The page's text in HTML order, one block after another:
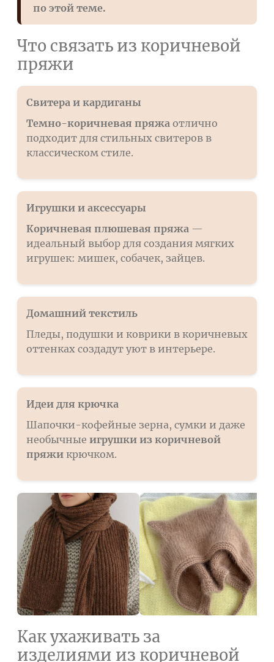
по этой теме.
Что связать из коричневой
пряжи
Свитера и кардиганы
Темно-коричневая пряжа отлично
подходит для стильных свитеров в
классическом стиле.
Игрушки и аксессуары
Коричневая плюшевая пряжа —
идеальный выбор для создания мягких
игрушек: мишек, собачек, зайцев.
Домашний текстиль
Пледы, подушки и коврики в коричневых
оттенках создадут уют в интерьере.
Идеи для крючка
Шапочки-кофейные зерна, сумки и даже
необычные игрушки из коричневой
пряжи крючком.
Как ухаживать за
изделиями из коричневой